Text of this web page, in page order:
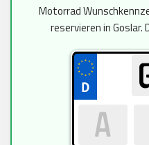
Motorrad
reservieren in